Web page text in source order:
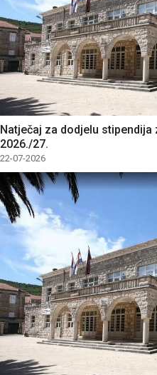
Natječaj za dodjelu
2026./27.
22-07-2026